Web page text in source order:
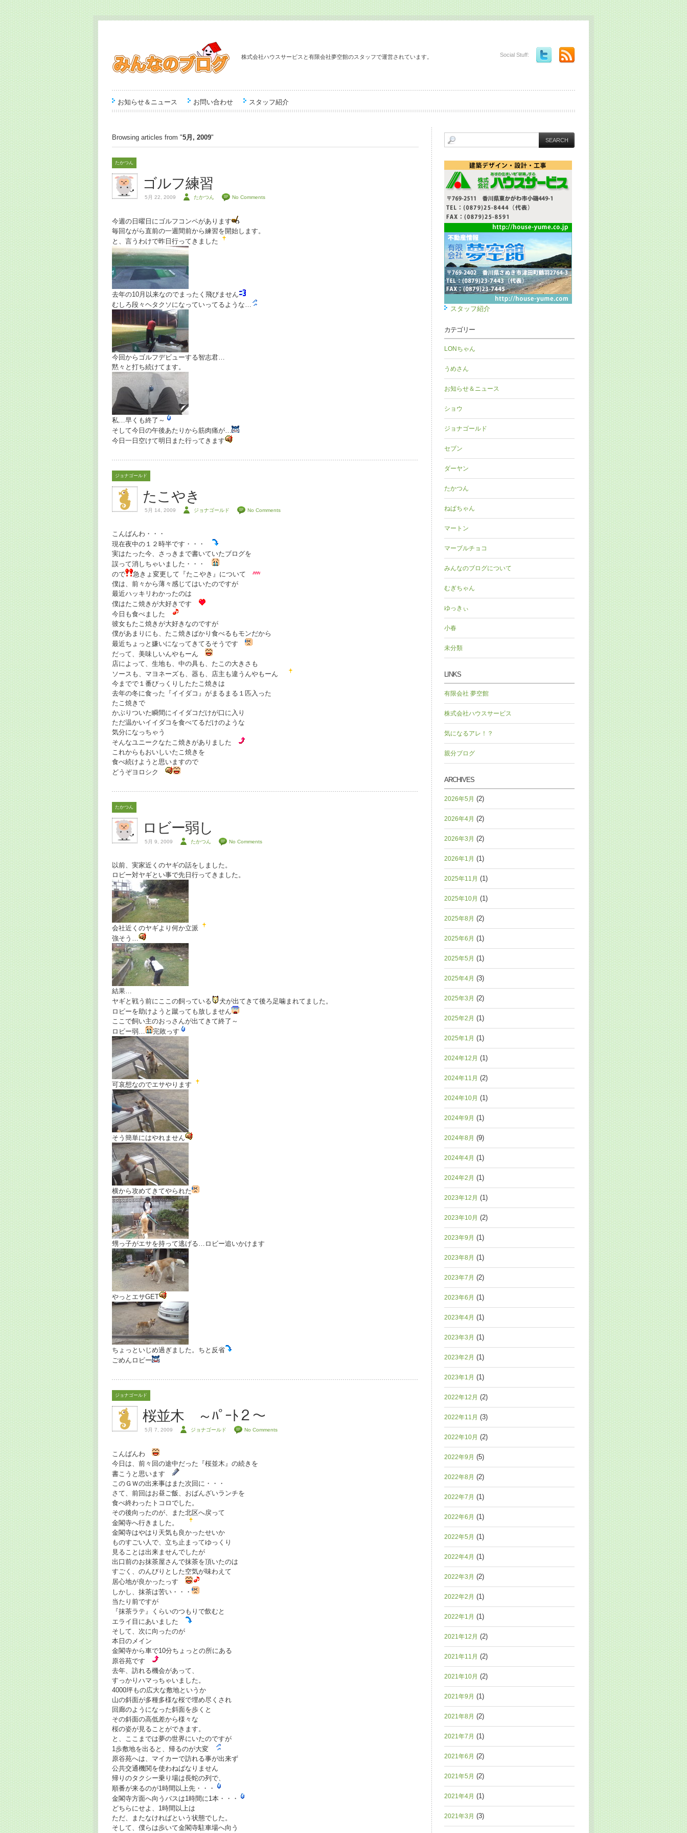
株式会社ハウスサービスと有限会社夢空館のスタッフで運営されています。 Social Stuff:
お知らせ＆ニュース お問い合わせ スタッフ紹介
Browsing articles from "5月, 2009"
たかつん
ゴルフ練習
5月 22, 2009 たかつん No Comments
今週の日曜日にゴルフコンペがあります
毎回ながら直前の一週間前から練習を開始します。
と、言うわけで昨日行ってきました
去年の10月以来なのでまったく飛びません
むしろ段々ヘタクソになっていってるような…
今回からゴルフデビューする智志君…
黙々と打ち続けてます。
私…早くも終了～
そして今日の午後あたりから筋肉痛が…
今日一日空けて明日また行ってきます
ジョナゴールド
たこやき
5月 14, 2009 ジョナゴールド No Comments
こんばんわ・・・
現在夜中の１２時半です・・・
実はたった今、さっきまで書いていたブログを
誤って消しちゃいました・・・
ので
急きょ変更して『たこやき』について
僕は、前々から薄々感じてはいたのですが
最近ハッキリわかったのは
僕はたこ焼きが大好きです
今日も食べました
彼女もたこ焼きが大好きなのですが
僕があまりにも、たこ焼きばかり食べるもモンだから
最近ちょっと嫌いになってきてるそうです
だって、美味しいんやもーん
店によって、生地も、中の具も、たこの大きさも
ソースも、マヨネーズも、器も、店主も違うんやもーん
今までで１番びっくりしたたこ焼きは
去年の冬に食った『イイダコ』がまるまる１匹入った
たこ焼きで
かぶりついた瞬間にイイダコだけが口に入り
ただ温かいイイダコを食べてるだけのような
気分になっちゃう
そんなユニークなたこ焼きがありました
これからもおいしいたこ焼きを
食べ続けようと思いますので
どうぞヨロシク
たかつん
ロビー弱し
5月 9, 2009 たかつん No Comments
以前、実家近くのヤギの話をしました。
ロビー対ヤギとい事で先日行ってきました。
会社近くのヤギより何か立派
強そう…
結果…
ヤギと戦う前にここの飼っている
犬が出てきて後ろ足噛まれてました。
ロビーを助けようと蹴っても放しません
ここで飼い主のおっさんが出てきて終了～
ロビー弱…
完敗っす
可哀想なのでエサやります
そう簡単にはやれません
横から攻めてきてやられた
甥っ子がエサを持って逃げる…ロビー追いかけます
やっとエサGET
ちょっといじめ過ぎました。ちと反省
ごめんロビー
ジョナゴールド
桜並木 ～ﾊﾟｰﾄ２～
5月 7, 2009 ジョナゴールド No Comments
こんばんわ
今日は、前々回の途中だった『桜並木』の続きを
書こうと思います
このＧＷの出来事はまた次回に・・・
さて、前回はお昼ご飯、おばんざいランチを
食べ終わったトコロでした。
その後向ったのが、また北区へ戻って
金閣寺へ行きました。
金閣寺はやはり天気も良かったせいか
ものすごい人で、立ち止まってゆっくり
見ることは出来ませんでしたが
出口前のお抹茶屋さんで抹茶を頂いたのは
すごく、のんびりとした空気が味わえて
居心地が良かったっす
しかし、抹茶は苦い・・・
当たり前ですが
『抹茶ラテ』くらいのつもりで飲むと
エライ目にあいました
そして、次に向ったのが
本日のメイン
金閣寺から車で10分ちょっとの所にある
原谷苑です
去年、訪れる機会があって、
すっかりハマっちゃいました。
4000坪もの広大な敷地というか
山の斜面が多種多様な桜で埋め尽くされ
回廊のようになった斜面を歩くと
その斜面の高低差から様々な
桜の姿が見ることができます。
と、ここまでは夢の世界にいたのですが
1歩敷地を出ると、帰るのが大変
原谷苑へは、マイカーで訪れる事が出来ず
公共交通機関を使わねばなりません
帰りのタクシー乗り場は長蛇の列で、
順番が来るのが1時間以上先・・・
金閣寺方面へ向うバスは1時間に1本・・・
どちらにせよ、1時間以上は
ただ、またなければという状態でした。
そして、僕らは歩いて金閣寺駐車場へ向う
スタッフ紹介
カテゴリー
LONちゃん
うめさん
お知らせ＆ニュース
ショウ
ジョナゴールド
セブン
ダーヤン
たかつん
ねぱちゃん
マートン
マーブルチョコ
みんなのブログについて
むぎちゃん
ゆっきぃ
小春
未分類
LINKS
有限会社 夢空館
株式会社ハウスサービス
気になるアレ！？
親分ブログ
ARCHIVES
2026年5月 (2)
2026年4月 (2)
2026年3月 (2)
2026年1月 (1)
2025年11月 (1)
2025年10月 (1)
2025年8月 (2)
2025年6月 (1)
2025年5月 (1)
2025年4月 (3)
2025年3月 (2)
2025年2月 (1)
2025年1月 (1)
2024年12月 (1)
2024年11月 (2)
2024年10月 (1)
2024年9月 (1)
2024年8月 (9)
2024年4月 (1)
2024年2月 (1)
2023年12月 (1)
2023年10月 (2)
2023年9月 (1)
2023年8月 (1)
2023年7月 (2)
2023年6月 (1)
2023年4月 (1)
2023年3月 (1)
2023年2月 (1)
2023年1月 (1)
2022年12月 (2)
2022年11月 (3)
2022年10月 (2)
2022年9月 (5)
2022年8月 (2)
2022年7月 (1)
2022年6月 (1)
2022年5月 (1)
2022年4月 (1)
2022年3月 (2)
2022年2月 (1)
2022年1月 (1)
2021年12月 (2)
2021年11月 (2)
2021年10月 (2)
2021年9月 (1)
2021年8月 (2)
2021年7月 (1)
2021年6月 (2)
2021年5月 (2)
2021年4月 (1)
2021年3月 (3)